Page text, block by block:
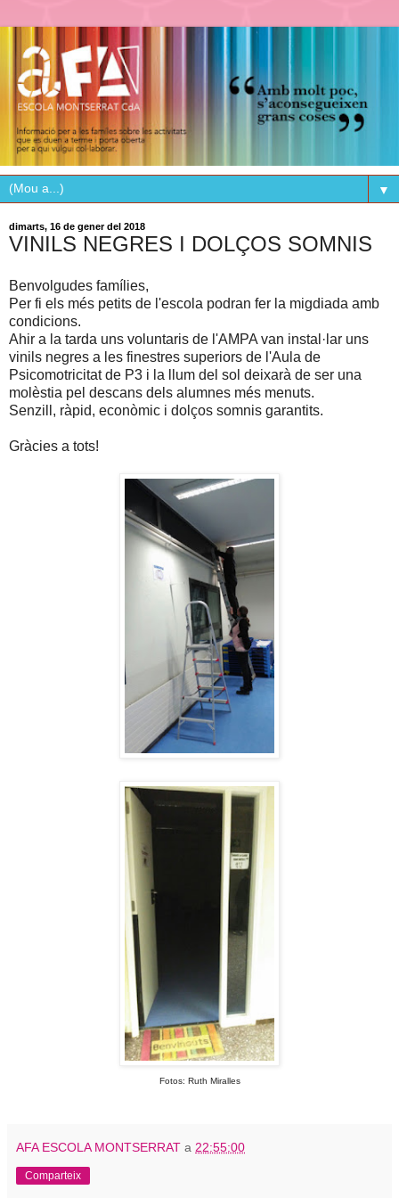
▼
dimarts, 16 de gener del 2018
VINILS NEGRES I DOLÇOS SOMNIS
Benvolgudes famílies,
Per fi els més petits de l'escola podran fer la migdiada amb
condicions.
Ahir a la tarda uns voluntaris de l'AMPA van instal·lar uns
vinils negres a les finestres superiors de l'Aula de
Psicomotricitat de P3 i la llum del sol deixarà de ser una
molèstia pel descans dels alumnes més menuts.
Senzill, ràpid, econòmic i dolços somnis garantits.
Gràcies a tots!
Fotos: Ruth Miralles
AFA ESCOLA MONTSERRAT a 22:55:00
Comparteix